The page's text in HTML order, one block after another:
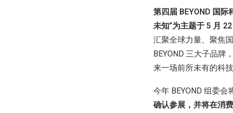
第四届 BEYOND 国
未知”为主题于 5 月
汇聚全球力量、聚焦
BEYOND 三大子品牌
来一场前所未有的科技
今年 BEYOND 组委会
确认参展，并将在消